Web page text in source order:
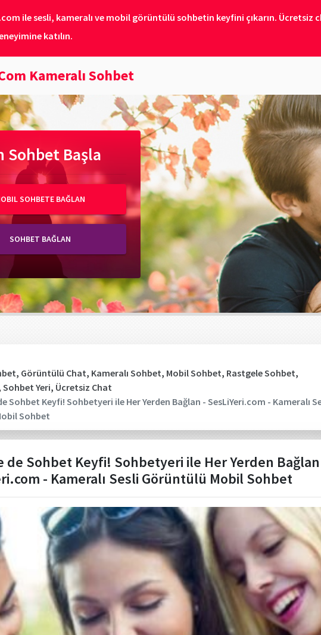
ile sesli, kameralı ve mobil görüntülü sohbetin keyfini çıkarın. Ücretsiz
katılın.
Kameralı Sohbet
Sohbet Başla
SOHBETE BAĞLAN
SOHBET BAĞLAN
, Görüntülü Chat, Kameralı Sohbet, Mobil Sohbet, Rastgele Sohbet,
Sohbet Yeri, Ücretsiz Chat
Sohbet Keyfi! Sohbetyeri ile Her Yerden Bağlan - SesLiYeri.com - Kameralı
Sohbet
de Sohbet Keyfi! Sohbetyeri ile Her Yerden
- Kameralı Sesli Görüntülü Mobil Sohbet